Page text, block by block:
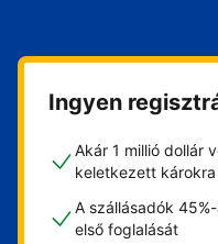
Ingyen
Akár 1 millió dollár
keletkezett károkra
A szállásadók
első foglalását